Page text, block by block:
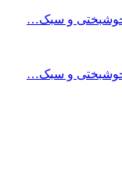
خوشبختی و سبک…
خوشبختی و سبک…